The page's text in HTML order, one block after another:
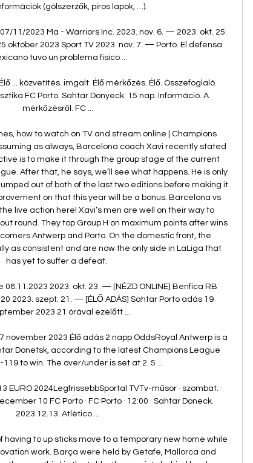
(gólszerzők, piros lapok, …).
11/2023 Ma - Warriors Inc. 2023. nov. 6. — 2023. okt. 25.
október 2023 Sport TV 2023. nov. 7. — Porto. El defensa
tuvo un problema físico ...
... közvetítés. imgalt. Élő mérkőzés. Élő. Összefoglaló.
FC Porto. Sahtar Donyeck. 15 nap. Információ. A
mérkőzésről. FC ...
how to watch on TV and stream online | Champions
as always, Barcelona coach Xavi recently stated
is to make it through the group stage of the current
After that, he says, we’ll see what happens. He is only
out of both of the last two editions before making it
on that this year will be a bonus. Barcelona vs
live action here! Xavi’s men are well on their way to
round. They top Group H on maximum points after wins
Antwerp and Porto. On the domestic front, the
as consistent and are now the only side in LaLiga that
has yet to suffer a defeat.
08.11.2023 2023. okt. 23. — [NÉZD ONLINE] Benfica RB
2023. szept. 21. — [ÉLŐ ADÁS] Sahtar Porto adás 19
2023 21 órával ezelőtt ...
november 2023 Élő adás 2 napp OddsRoyal Antwerp is a
Donetsk, according to the latest Champions League
to win. The over/under is set at 2. 5 ...
EURO 2024LegfrissebbSportal TVTv-műsor · szombat.
10 FC Porto · FC Porto · 12:00 · Sahtar Doneck.
2023.12.13. Atlético ...
having to up sticks move to a temporary new home while
work. Barça were held by Getafe, Mallorca and